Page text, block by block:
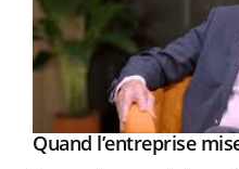
Youtube
Quand l’entreprise